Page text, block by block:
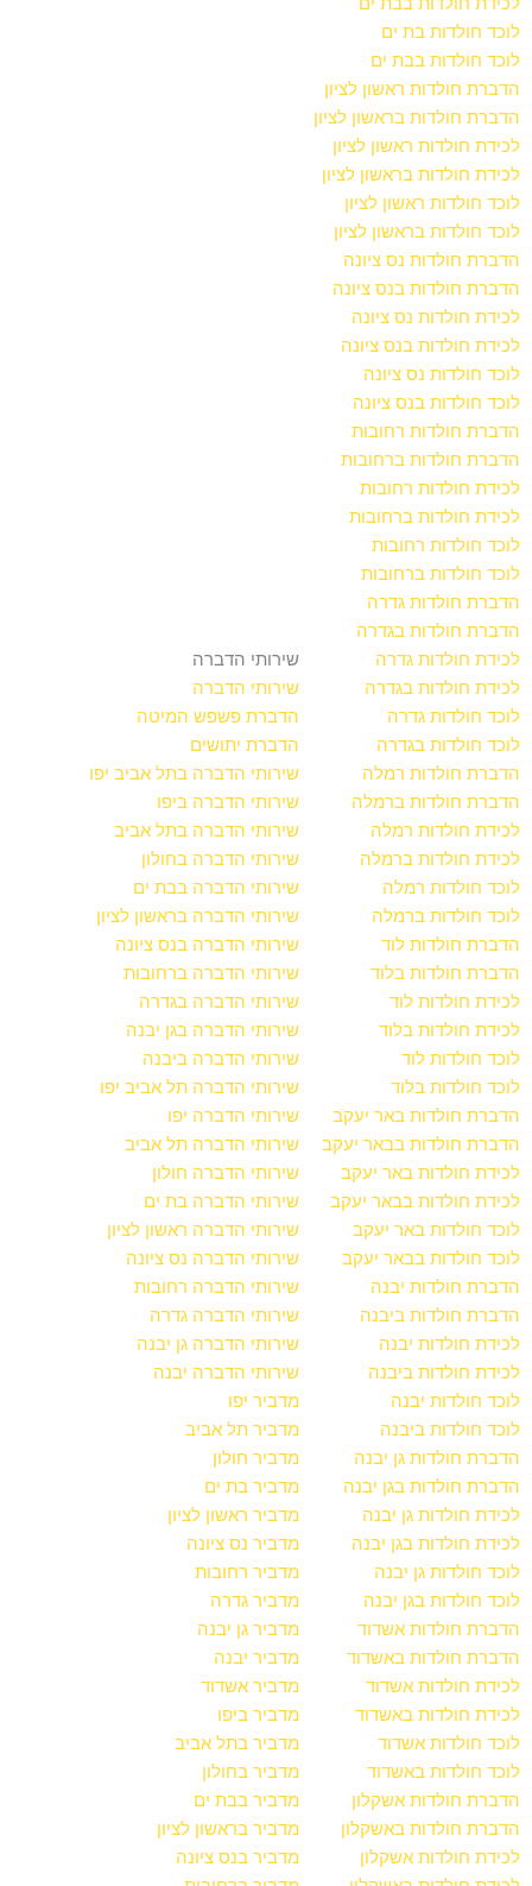
לוכד חולדות בת ים
לוכד חולדות בבת ים
הדברת חולדות ראשון לציון
הדברת חולדות בראשון לציון
לכידת חולדות ראשון לציון
לכידת חולדות בראשון לציון
לוכד חולדות ראשון לציון
לוכד חולדות בראשון לציון
הדברת חולדות נס ציונה
הדברת חולדות בנס ציונה
לכידת חולדות נס ציונה
לכידת חולדות בנס ציונה
לוכד חולדות נס ציונה
לוכד חולדות בנס ציונה
הדברת חולדות רחובות
הדברת חולדות ברחובות
לכידת חולדות רחובות
לכידת חולדות ברחובות
לוכד חולדות רחובות
לוכד חולדות ברחובות
הדברת חולדות גדרה
הדברת חולדות בגדרה
לכידת חולדות גדרה
לכידת חולדות בגדרה
לוכד חולדות גדרה
לוכד חולדות בגדרה
הדברת חולדות רמלה
הדברת חולדות ברמלה
לכידת חולדות רמלה
לכידת חולדות ברמלה
לוכד חולדות רמלה
לוכד חולדות ברמלה
הדברת חולדות לוד
הדברת חולדות בלוד
לכידת חולדות לוד
לכידת חולדות בלוד
לוכד חולדות לוד
לוכד חולדות בלוד
הדברת חולדות באר יעקב
הדברת חולדות בבאר יעקב
לכידת חולדות באר יעקב
לכידת חולדות בבאר יעקב
לוכד חולדות באר יעקב
לוכד חולדות בבאר יעקב
הדברת חולדות יבנה
הדברת חולדות ביבנה
לכידת חולדות יבנה
לכידת חולדות ביבנה
לוכד חולדות יבנה
לוכד חולדות ביבנה
הדברת חולדות גן יבנה
הדברת חולדות בגן יבנה
לכידת חולדות גן יבנה
לכידת חולדות בגן יבנה
לוכד חולדות גן יבנה
לוכד חולדות בגן יבנה
הדברת חולדות אשדוד
הדברת חולדות באשדוד
לכידת חולדות אשדוד
לכידת חולדות באשדוד
לוכד חולדות אשדוד
לוכד חולדות באשדוד
הדברת חולדות אשקלון
הדברת חולדות באשקלון
לכידת חולדות אשקלון
שירותי הדברה
שירותי הדברה
הדברת פשפש המיטה
הדברת יתושים
שירותי הדברה בתל אביב יפו
שירותי הדברה ביפו
שירותי הדברה בתל אביב
שירותי הדברה בחולון
שירותי הדברה בבת ים
שירותי הדברה בראשון לציון
שירותי הדברה בנס ציונה
שירותי הדברה ברחובות
שירותי הדברה בגדרה
שירותי הדברה בגן יבנה
שירותי הדברה ביבנה
שירותי הדברה תל אביב יפו
שירותי הדברה יפו
שירותי הדברה תל אביב
שירותי הדברה חולון
שירותי הדברה בת ים
שירותי הדברה ראשון לציון
שירותי הדברה נס ציונה
שירותי הדברה רחובות
שירותי הדברה גדרה
שירותי הדברה גן יבנה
שירותי הדברה יבנה
מדביר יפו
מדביר תל אביב
מדביר חולון
מדביר בת ים
מדביר ראשון לציון
מדביר נס ציונה
מדביר רחובות
מדביר גדרה
מדביר גן יבנה
מדביר יבנה
מדביר אשדוד
מדביר ביפו
מדביר בתל אביב
מדביר בחולון
מדביר בבת ים
מדביר בראשון לציון
מדביר בנס ציונה